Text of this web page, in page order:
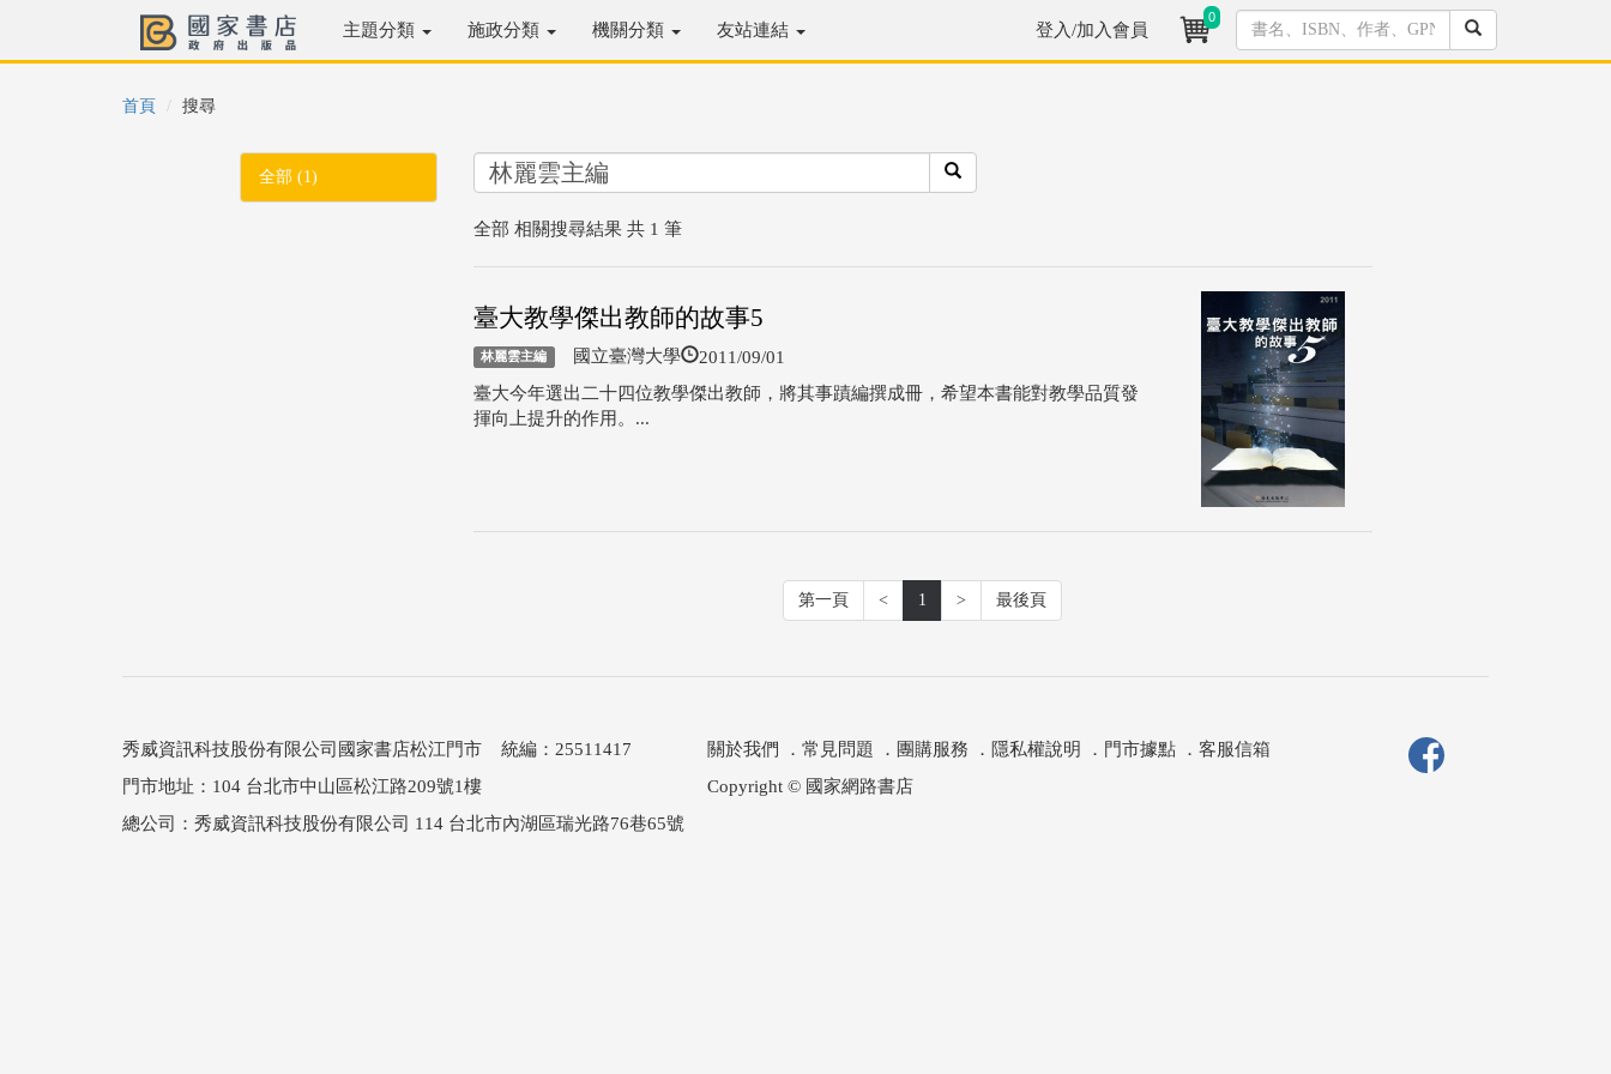
主題分類 施政分類 機關分類 友站連結 登入/加入會員
0
首頁 搜尋
全部 (1)
全部 相關搜尋結果 共 1 筆
臺大教學傑出教師的故事5
林麗雲主編 國立臺灣大學 2011/09/01
臺大今年選出二十四位教學傑出教師，將其事蹟編撰成冊，希望本書能對教學品質發
揮向上提升的作用。...
第一頁 < 1 > 最後頁
秀威資訊科技股份有限公司國家書店松江門市 統編：25511417
門市地址：104 台北市中山區松江路209號1樓
關於我們 ． 常見問題 ． 團購服務 ． 隱私權說明 ． 門市據點． 客服信箱
Copyright © 國家網路書店
總公司：秀威資訊科技股份有限公司 114 台北市內湖區瑞光路76巷65號